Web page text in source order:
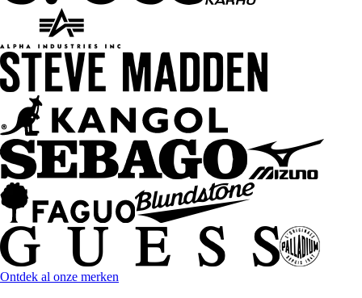
Ontdek al onze merken